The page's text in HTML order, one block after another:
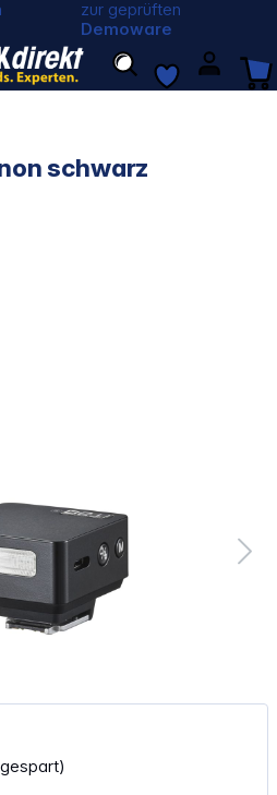
zur geprüften
Demoware
schwarz